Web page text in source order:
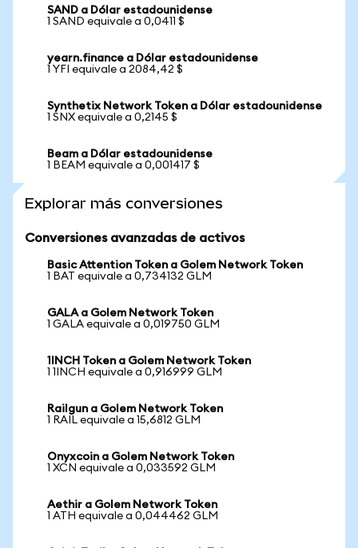
SAND a Dólar estadounidense
1 SAND equivale a 0,0411 $
yearn.finance a Dólar estadounidense
1 YFI equivale a 2084,42 $
Synthetix Network Token a Dólar estadounidense
1 SNX equivale a 0,2145 $
Beam a Dólar estadounidense
1 BEAM equivale a 0,001417 $
Explorar más conversiones
Conversiones avanzadas de activos
Basic Attention Token a Golem Network Token
1 BAT equivale a 0,734132 GLM
GALA a Golem Network Token
1 GALA equivale a 0,019750 GLM
1INCH Token a Golem Network Token
1 1INCH equivale a 0,916999 GLM
Railgun a Golem Network Token
1 RAIL equivale a 15,6812 GLM
Onyxcoin a Golem Network Token
1 XCN equivale a 0,033592 GLM
Aethir a Golem Network Token
1 ATH equivale a 0,044462 GLM